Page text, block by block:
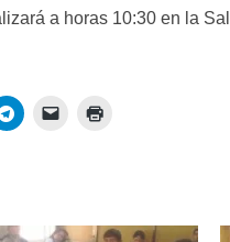
a horas 10:30 en la Sala